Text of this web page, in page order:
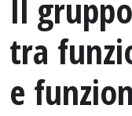
Il
tra
e